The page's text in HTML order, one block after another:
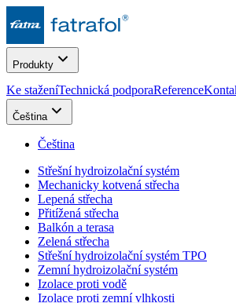
Produkty
Ke staženíTechnická podporaReference
Čeština
Čeština
Střešní hydroizolační systém
Mechanicky kotvená střecha
Lepená střecha
Přitížená střecha
Balkón a terasa
Zelená střecha
Střešní hydroizolační systém TPO
Zemní hydroizolační systém
Izolace proti vodě
Izolace proti zemní vlhkosti